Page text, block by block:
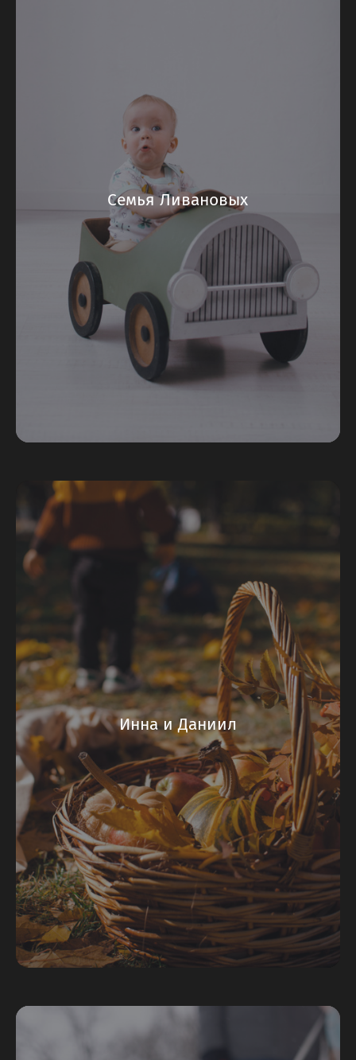
Семья Ливановых
Инна и Даниил